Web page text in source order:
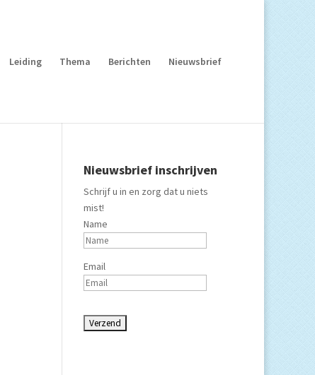
Leiding Thema Berichten Nieuwsbrief
Nieuwsbrief inschrijven
Schrijf u in en zorg dat u niets
mist!
Name
Email